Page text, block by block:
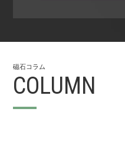
磁⽯コラム
COLUMN